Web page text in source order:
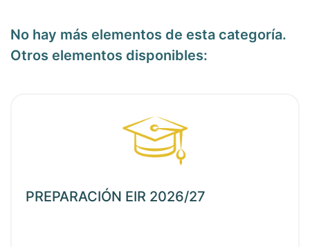
No hay más elementos de esta categoría.
Otros elementos disponibles:
PREPARACIÓN EIR 2026/27